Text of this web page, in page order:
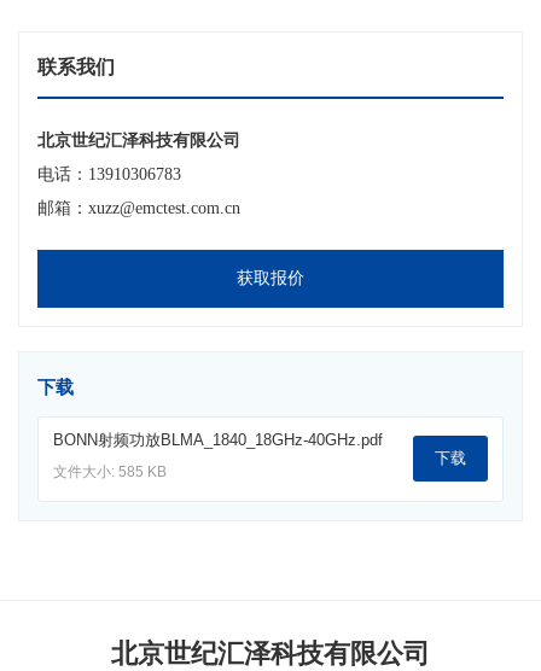
联系我们
北京世纪汇泽科技有限公司
电话：13910306783
邮箱：xuzz@emctest.com.cn
获取报价
下载
BONN射频功放BLMA_1840_18GHz-40GHz.pdf
文件大小: 585 KB
下载
北京世纪汇泽科技有限公司